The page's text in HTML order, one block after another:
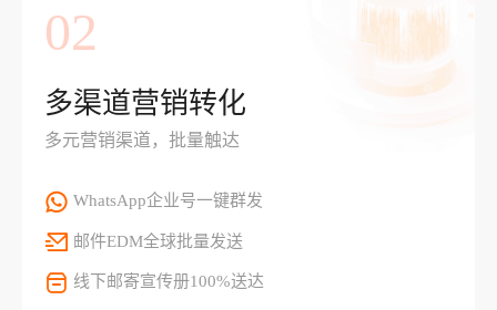
02
多渠道营销转化
多元营销渠道，批量触达
WhatsApp企业号一键群发
邮件EDM全球批量发送
线下邮寄宣传册100%送达